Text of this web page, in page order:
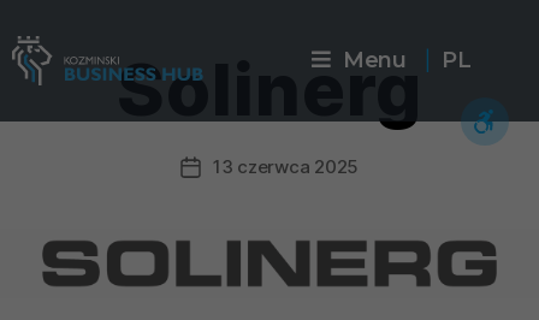
Menu PL
Solinerg
13 czerwca 2025